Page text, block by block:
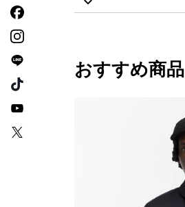
おすすめ商品